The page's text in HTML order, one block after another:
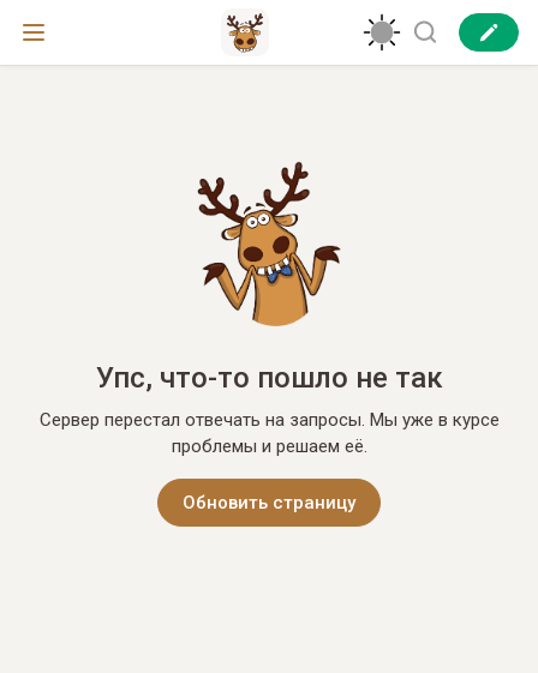
Упс, что-то пошло не так
Сервер перестал отвечать на запросы. Мы уже в курсе
проблемы и решаем её.
Обновить страницу